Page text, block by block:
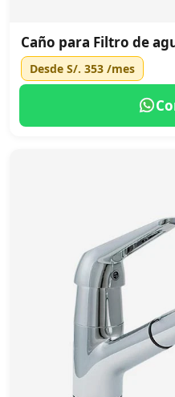
Caño para Filtro de
Desde S/. 353 /mes